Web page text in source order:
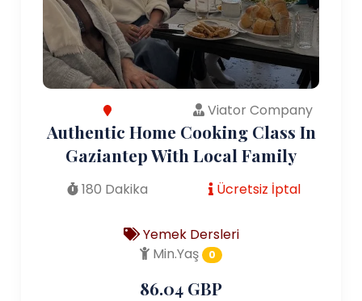
Viator Company
Authentic Home Cooking Class In
Gaziantep With Local Family
180 Dakika Ücretsiz İptal
Yemek Dersleri
Min.Yaş
0
86.04 GBP